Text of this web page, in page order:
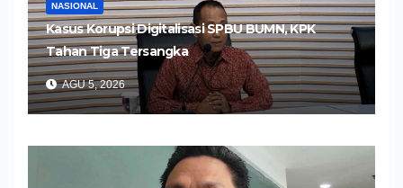
NASIONAL
Kasus Korupsi Digitalisasi SPBU BUMN, KPK
Tahan Tiga Tersangka
AGU 5, 2026